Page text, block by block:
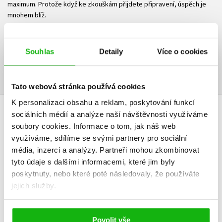
Souhlas Detaily Více o cookies
Tato webová stránka používá cookies
K personalizaci obsahu a reklam, poskytování funkcí
sociálních médií a analýze naší návštěvnosti využíváme
soubory cookies. Informace o tom, jak náš web
využíváme, sdílíme se svými partnery pro sociální
média, inzerci a analýzy. Partneři mohou zkombinovat
tyto údaje s dalšími informacemi, které jim byly
poskytnuty, nebo které poté následovaly, že používáte
jejich služby.
Povolit vše
maximum. Protože když ke zkouškám přijdete připravení, úspěch je
mnohem blíž.
Ke stažení
HODNOCENÍ ČTENÁŘŮ
V současné době nejsou vytvořena žádná uživatelská hodnocení.
Vaše hodnocení
Uživatelskou recenzi mohou vkládat pouze registrovaní uživatelé
Přihlásit